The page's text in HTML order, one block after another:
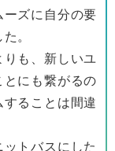
ズに自分の要
。
も、新しいユ
にも繋がるの
ることは間違
トバスにした